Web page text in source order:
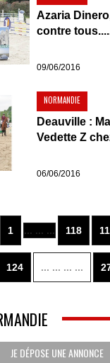
Azaria
contre
09/06/2016
NORMANDIE
Deauville :
Vedette Z
06/06/2016
1 ... ... ... 118
124 ... ... ... ...
JE DÉPOSE UNE ANNONCE